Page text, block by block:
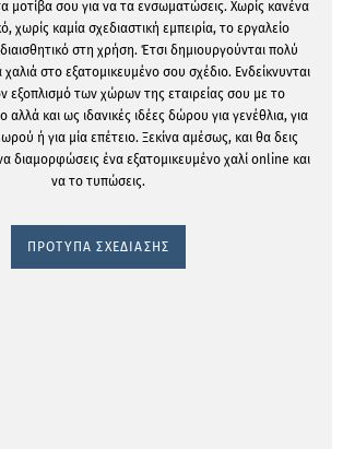
μοτίβα σου για να τα ενσωματώσεις. Χωρίς κανένα
χωρίς καμία σχεδιαστική εμπειρία, το εργαλείο
στη χρήση. Έτσι δημιουργούνται πολύ
στο εξατομικευμένο σου σχέδιο. Ενδείκνυνται
εξοπλισμό των χώρων της εταιρείας σου με το
αλλά και ως ιδανικές ιδέες δώρου για γενέθλια, για
ή για μία επέτειο. Ξεκίνα αμέσως, και θα δεις
διαμορφώσεις ένα εξατομικευμένο χαλί online και
να το τυπώσεις.
ΠΡΟΤΥΠΑ ΣΧΕΔΙΑΣΗΣ